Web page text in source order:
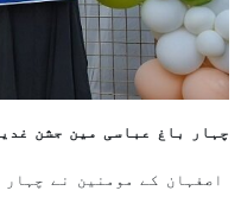
چہار باغ عباسی مین جشن
اصفہان کے مومنین نے